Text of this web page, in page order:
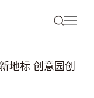
地标 创意园创